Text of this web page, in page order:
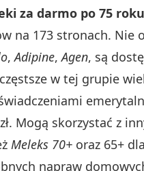
za darmo po 75
na 173 stronach. Nie
,Adipine,Agen, są
w tej grupie
Mogą skorzystać z
Meleks 70+ oraz 65+
napraw